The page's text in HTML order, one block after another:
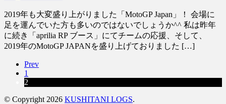
2019年も大変盛り上がりました「MotoGP Japan」！ 会場に
足を運んでいた方も多いのではないでしょうか^^ 私は昨年
に続き「aprilia RP ブース」にてチームの応援、そして、
2019年のMotoGP JAPANを盛り上げておりました […]
Prev
1
2
© Copyright 2026 KUSHITANI LOGS.